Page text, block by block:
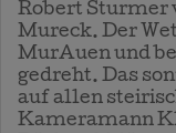
Robert Sturmer
Mureck. Der
MurAuen und
gedreht. Das
auf allen
Kameramann